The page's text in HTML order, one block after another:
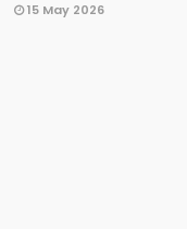
15 May 2026